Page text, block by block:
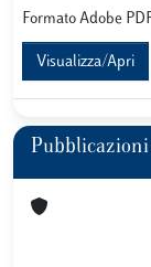
Formato Adobe
Visualizza/Apri